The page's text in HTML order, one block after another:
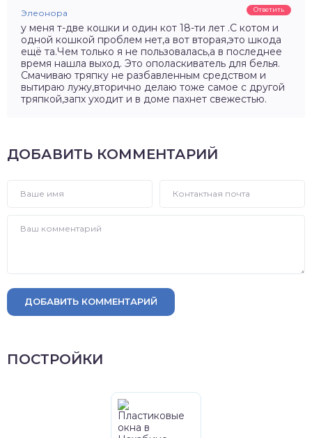
Элеонора Ответить
у меня т-две кошки и один кот 18-ти лет .С котом и
одной кошкой проблем нет,а вот вторая,это шкода
ещё та.Чем только я не пользовалась,а в последнее
время нашла выход. Это ополаскиватель для белья.
Смачиваю тряпку не разбавленным средством и
вытираю лужу,вторично делаю тоже самое с другой
тряпкой,запх уходит и в доме пахнет свежестью.
ДОБАВИТЬ КОММЕНТАРИЙ
ДОБАВИТЬ КОММЕНТАРИЙ
ПОСТРОЙКИ